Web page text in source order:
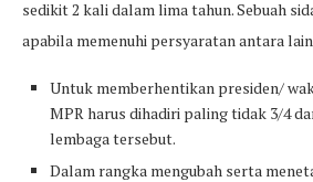
sedikit 2 kali dalam lima tahun. Sebuah
apabila memenuhi persyaratan antara
Untuk memberhentikan presiden/
MPR harus dihadiri paling tidak 3/4
lembaga tersebut.
Dalam rangka mengubah serta